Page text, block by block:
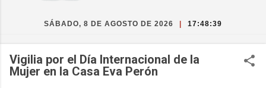
SÁBADO, 8 DE AGOSTO DE 2026 17:48:39
Vigilia por el Día Internacional de la
Mujer en la Casa Eva Perón